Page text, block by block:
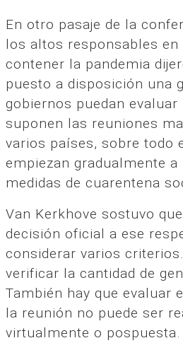
En otro pasaje de la
los altos responsables en
contener la pandemia
puesto a disposición una
gobiernos puedan
suponen las reuniones
varios países, sobre todo
empiezan gradualmente a
medidas de cuarentena
Van Kerkhove sostuvo
decisión oficial a ese
considerar varios
verificar la cantidad de
También hay que evaluar
la reunión no puede ser
virtualmente o pospuesta.